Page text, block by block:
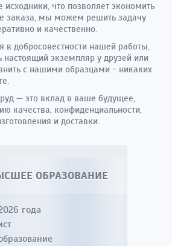
что позволяет экономить
заказа, мы можем решить задачу
и качественно.
в добросовестности нашей работы,
настоящий экземпляр у друзей или
с нашими образцами - никаких
— это вклад в ваше будущее,
качества, конфиденциальности,
и доставки.
ОБРАЗОВАНИЕ
года